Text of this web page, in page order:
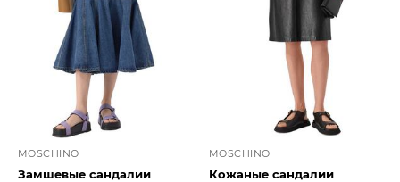
MOSCHINO
Замшевые сандалии
MOSCHINO
Кожаные сандалии